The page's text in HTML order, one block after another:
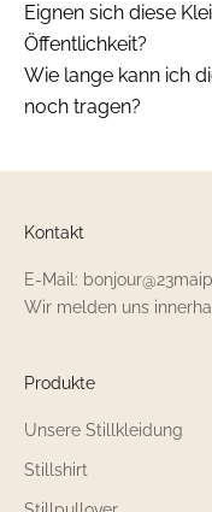
Eignen sich diese
Öffentlichkeit?
Wie lange kann ich
noch tragen?
Kontakt
E-Mail:
Wir melden uns
Produkte
Unsere Stillkleidung
Stillshirt